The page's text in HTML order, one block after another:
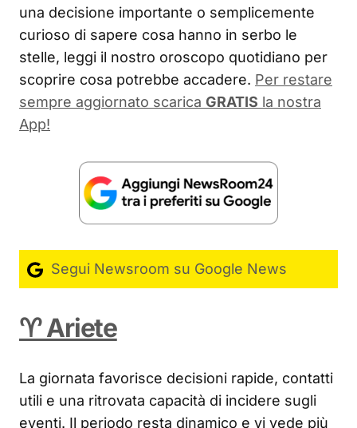
una decisione importante o semplicemente
curioso di sapere cosa hanno in serbo le
stelle, leggi il nostro oroscopo quotidiano per
scoprire cosa potrebbe accadere. Per restare
sempre aggiornato scarica GRATIS la nostra
App!
Segui Newsroom su Google News
♈ Ariete
La giornata favorisce decisioni rapide, contatti
utili e una ritrovata capacità di incidere sugli
eventi. Il periodo resta dinamico e vi vede più